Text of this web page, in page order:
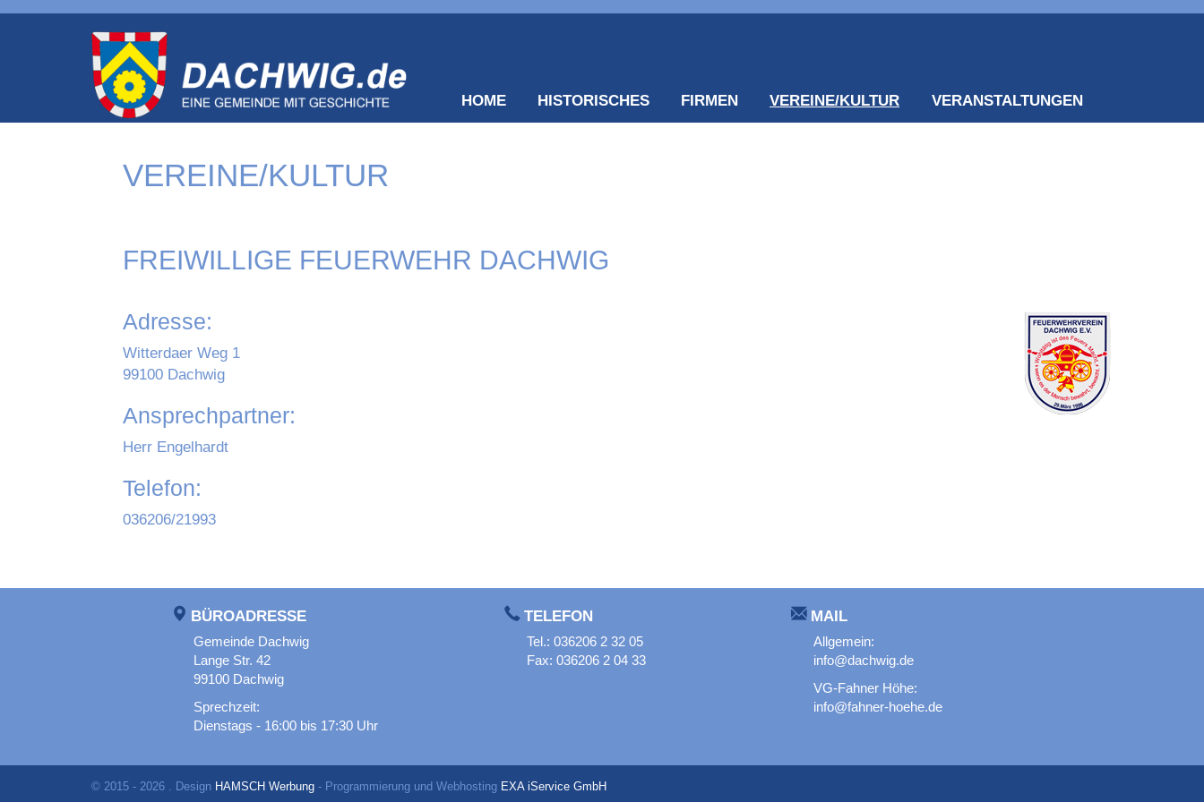
HOME HISTORISCHES FIRMEN VEREINE/KULTUR VERANSTALTUNGEN
VEREINE/KULTUR
FREIWILLIGE FEUERWEHR DACHWIG
Adresse:
Witterdaer Weg 1
99100 Dachwig
Ansprechpartner:
Herr Engelhardt
Telefon:
036206/21993
BÜROADRESSE
Gemeinde Dachwig
Lange Str. 42
99100 Dachwig
Sprechzeit:
Dienstags - 16:00 bis 17:30 Uhr
TELEFON
Tel.: 036206 2 32 05
Fax: 036206 2 04 33
MAIL
Allgemein:
info@dachwig.de
VG-Fahner Höhe:
info@fahner-hoehe.de
© 2015 - 2026 . Design HAMSCH Werbung - Programmierung und Webhosting EXA iService GmbH